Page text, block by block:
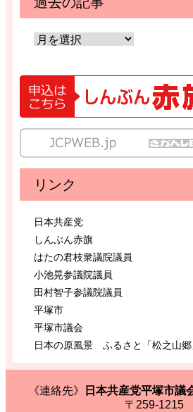
リンク
日本共産党
しんぶん赤旗
はたの君枝衆議院議員
小池晃参議院議員
田村智子参議院議員
平塚市
平塚市議会
日本の原風景 ふるさと「松之山郷
《連絡先》
日本共産党平塚市
〒259-1215